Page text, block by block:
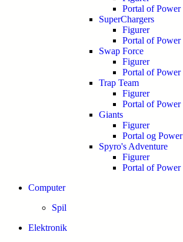
Portal of Power
SuperChargers
Figurer
Portal of Power
Swap Force
Figurer
Portal of Power
Trap Team
Figurer
Portal of Power
Giants
Figurer
Portal og Power
Spyro's Adventure
Figurer
Portal of Power
Computer
Spil
Elektronik